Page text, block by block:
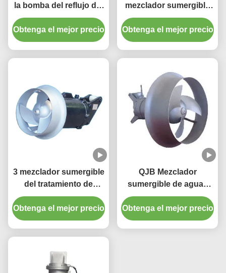
la bomba del reflujo del
mezclador de QJB-W
10m en el acero
inoxidable del arrabio
Obtenga el mejor precio
mezclador sumergible
de baja velocidad hélice
de flujo con material
reductor de acero
Obtenga el mejor precio
3 mezclador sumergible
del tratamiento de
aguas de la bomba
1400RPM 260m m del
mezclador de la fase
Obtenga el mejor precio
QJB Mezclador
sumergible de aguas
residuales de alta
presión para tanques
de aireación de bloque
Obtenga el mejor precio